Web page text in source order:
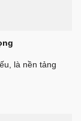
là nền tảng